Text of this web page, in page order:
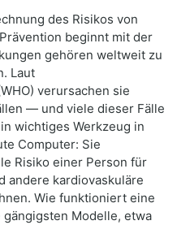
des Risikos von
beginnt mit der
gehören weltweit zu
Laut
verursachen sie
— und viele dieser Fälle
wichtiges Werkzeug in
Computer: Sie
Risiko einer Person für
andere kardiovaskuläre
Wie funktioniert eine
Modelle, etwa